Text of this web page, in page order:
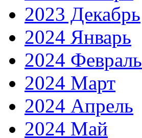
2023 Декабрь
2024 Январь
2024 Февраль
2024 Март
2024 Апрель
2024 Май